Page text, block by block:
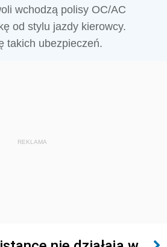
wchodzą polisy OC/AC
od stylu jazdy kierowcy.
takich ubezpieczeń.
REKLAMA